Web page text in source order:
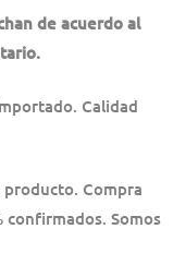
de acuerdo al
Calidad
Compra
Somos